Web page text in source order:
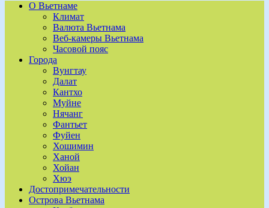
О Вьетнаме
Климат
Валюта Вьетнама
Веб-камеры Вьетнама
Часовой пояс
Города
Вунгтау
Далат
Кантхо
Муйне
Нячанг
Фантьет
Фуйен
Хошимин
Ханой
Хойан
Хюэ
Достопримечательности
Острова Вьетнама